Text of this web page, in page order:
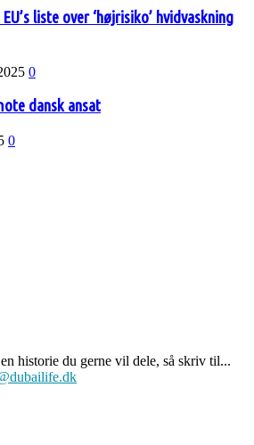
liste over ‘højrisiko’ hvidvaskning
0
dansk ansat
0
historie du gerne vil dele, så skriv til...